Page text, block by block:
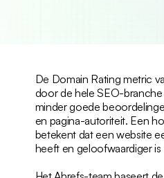
De Domain Rating metric
door de hele SEO-
minder goede
en pagina-autoriteit. Een
betekent dat een website
heeft en geloofwaardiger